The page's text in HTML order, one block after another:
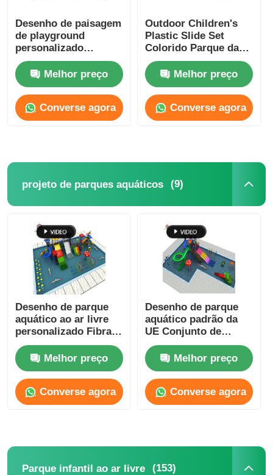
Desenho de paisagem
de playground
personalizado
Equipamento de
playground para
crianças multifunção
Melhor preço
Converse agora
Outdoor Children's
Plastic Slide Set
Colorido Parque da
Cidade Equipamento
de Parque de Jogos
Para Resort Hotel
Melhor preço
Converse agora
projeto de parques aquáticos (9)
Desenho de parque
aquático ao ar livre
personalizado Fibra
de vidro de FRP
Equipamento de
brinquedo aquático
Alta durabilidade
Melhor preço
Converse agora
Desenho de parque
aquático padrão da
UE Conjunto de
brinquedos aquáticos
externos
personalizados Anti-
crack comercial
Melhor preço
Converse agora
Parque infantil ao ar livre (153)